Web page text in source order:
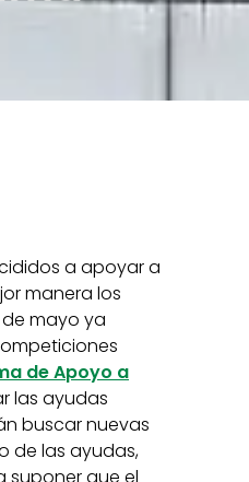
a apoyar a
manera los
mayo ya
de Apoyo a
las ayudas
buscar nuevas
de las ayudas,